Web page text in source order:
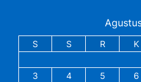
S S R K
3
4 5 6